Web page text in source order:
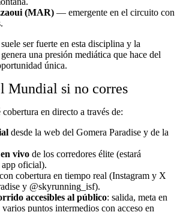
(MAR) — emergente en el circuito con
ser fuerte en esta disciplina y la
una presión mediática que hace del
única.
Mundial si no corres
en directo a través de:
desde la web del Gomera Paradise y de la
vivo de los corredores élite (estará
oficial).
con cobertura en tiempo real (Instagram y X
y @skyrunning_isf).
accesibles al público: salida, meta en
varios puntos intermedios con acceso en